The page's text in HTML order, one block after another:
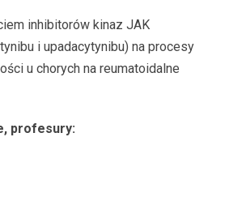
inhibitorów kinaz JAK
i upadacytynibu) na procesy
u chorych na reumatoidalne
profesury: